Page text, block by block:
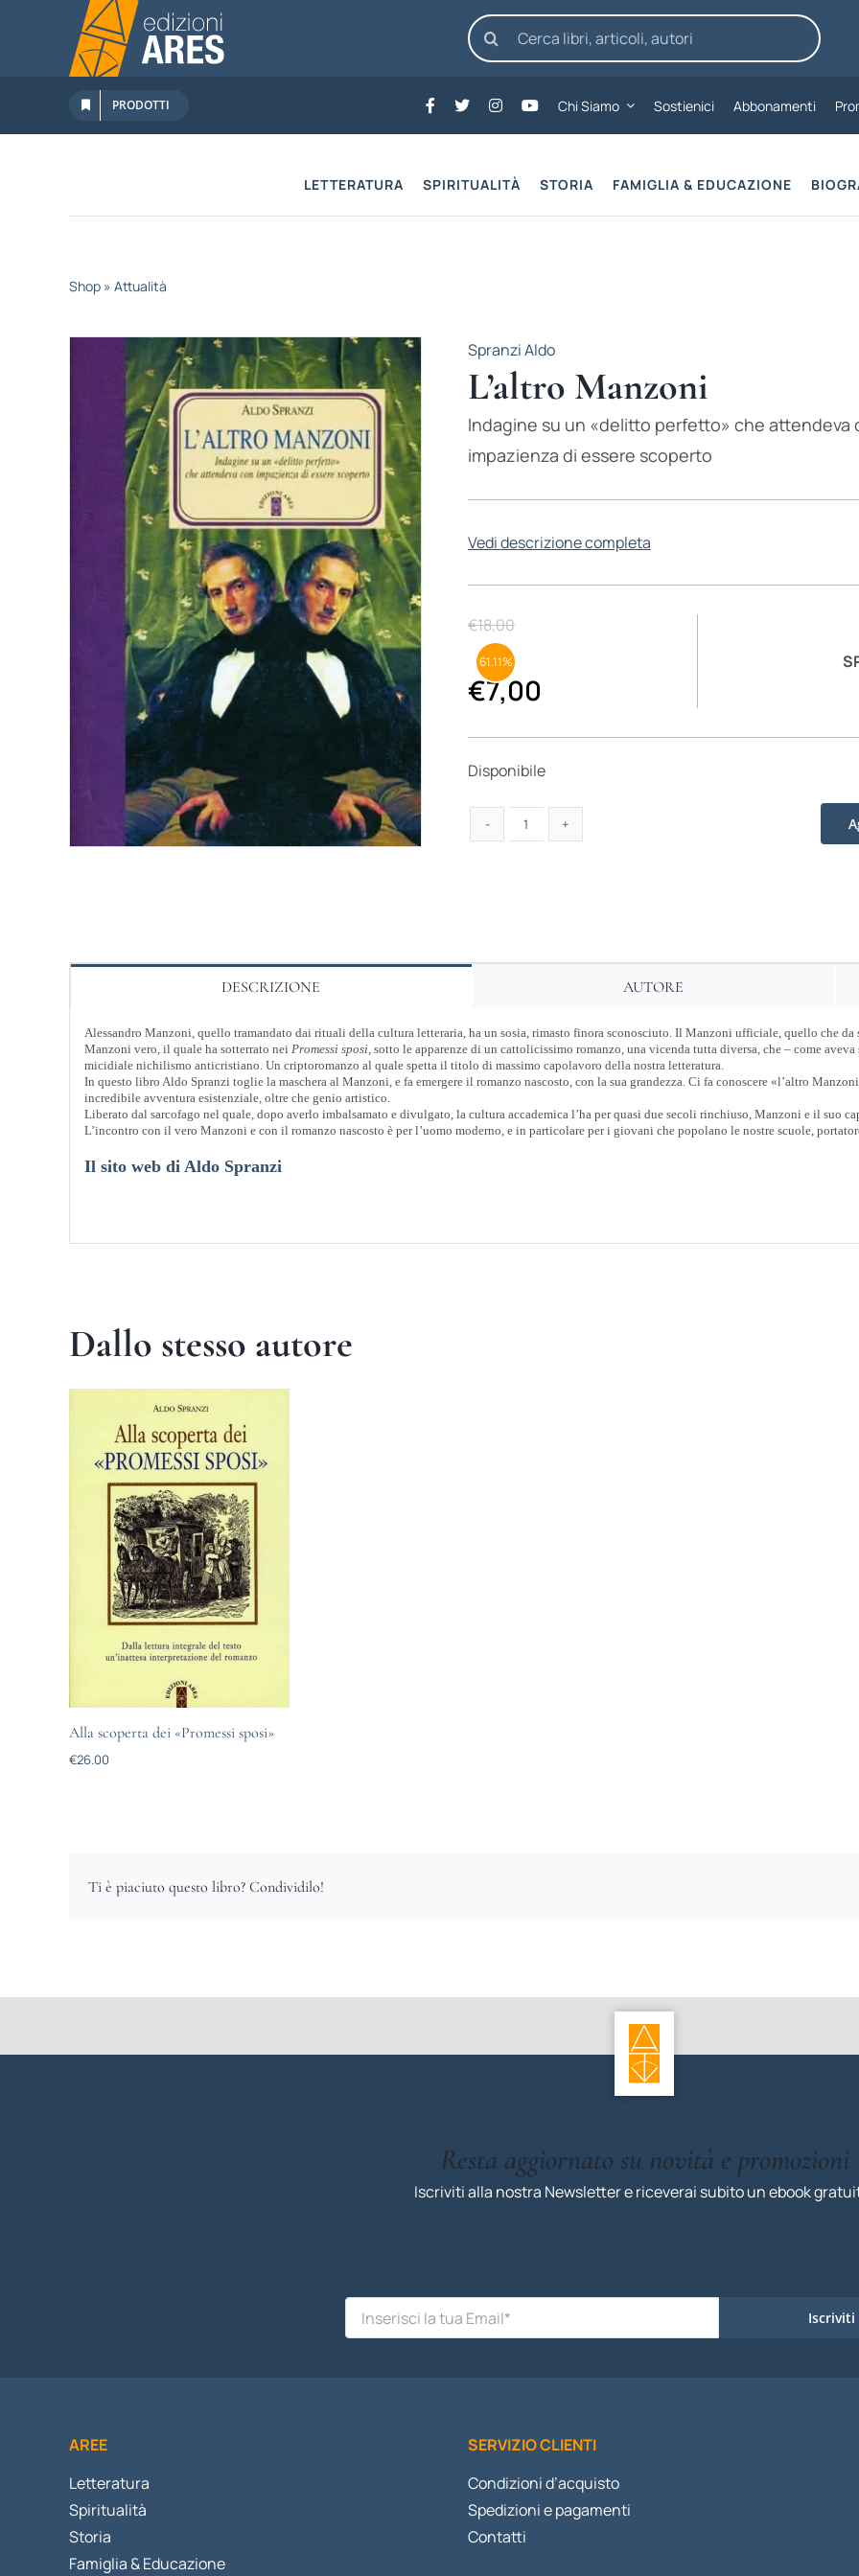
contenuto
Cerca
per:
PRODOTTI Chi Siamo Sostienici Abbonamenti
LETTERATURA SPIRITUALITÀ STORIA FAMIGLIA & EDUCAZIONE
Shop» Attualità
Spranzi Aldo
L’altro Manzoni
Indagine su un «delitto perfetto» che attendeva
impazienza di essere scoperto
Vedi descrizione completa
€18,00
€7,00
61.11%
Disponibile
L'altro
DESCRIZIONE AUTORE
Alessandro Manzoni, quello tramandato dai rituali della cultura letteraria, ha un sosia, rimasto finora sconosciuto. Il Manzoni ufficiale, quello che da
Manzoni vero, il quale ha sotterrato nei Promessi sposi , sotto le apparenze di un cattolicissimo romanzo, una vicenda tutta diversa, che – come
micidiale nichilismo anticristiano. Un criptoromanzo al quale spetta il titolo di massimo capolavoro della nostra letteratura.
In questo libro Aldo Spranzi toglie la maschera al Manzoni, e fa emergere il romanzo nascosto, con la sua grandezza. Ci fa conoscere «l’altro
incredibile avventura esistenziale, oltre che genio artistico.
Liberato dal sarcofago nel quale, dopo averlo imbalsamato e divulgato, la cultura accademica l’ha per quasi due secoli rinchiuso, Manzoni e il suo
L’incontro con il vero Manzoni e con il romanzo nascosto è per l’uomo moderno, e in particolare per i giovani che popolano le nostre scuole,
Il sito web di Aldo Spranzi
Dallo stesso autore
Alla scoperta dei «Promessi sposi»
€26.00
Ti è piaciuto questo libro? Condividilo!
Resta aggiornato su novità e promozioni
Iscriviti alla nostra Newsletter e riceverai subito un ebook
Iscriviti
AREE
Letteratura
Spiritualità
Storia
Famiglia & Educazione
SERVIZIO CLIENTI
Condizioni d’acquisto
Spedizioni e pagamenti
Contatti